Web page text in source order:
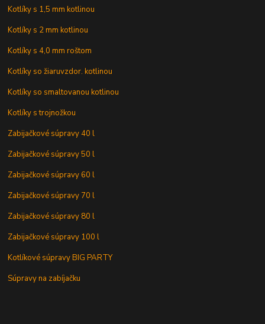
Kotlíky s 1,5 mm kotlinou
Kotlíky s 2 mm kotlinou
Kotlíky s 4,0 mm roštom
Kotlíky so žiaruvzdor. kotlinou
Kotlíky so smaltovanou kotlinou
Kotlíky s trojnožkou
Zabijačkové súpravy 40 l
Zabijačkové súpravy 50 l
Zabijačkové súpravy 60 l
Zabijačkové súpravy 70 l
Zabijačkové súpravy 80 l
Zabijačkové súpravy 100 l
Kotlíkové súpravy BIG PARTY
Súpravy na zabíjačku